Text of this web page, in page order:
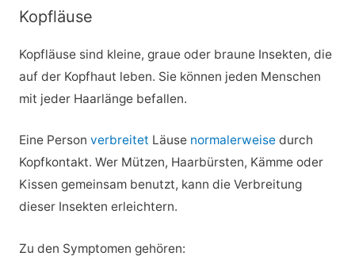
Kopfläuse
Kopfläuse sind kleine, graue oder braune Insekten, die
auf der Kopfhaut leben. Sie können jeden Menschen
mit jeder Haarlänge befallen.
Eine Person verbreitet Läuse normalerweisedurch
Kopfkontakt. Wer Mützen, Haarbürsten, Kämme oder
Kissen gemeinsam benutzt, kann die Verbreitung
dieser Insekten erleichtern.
Zu den Symptomen gehören: